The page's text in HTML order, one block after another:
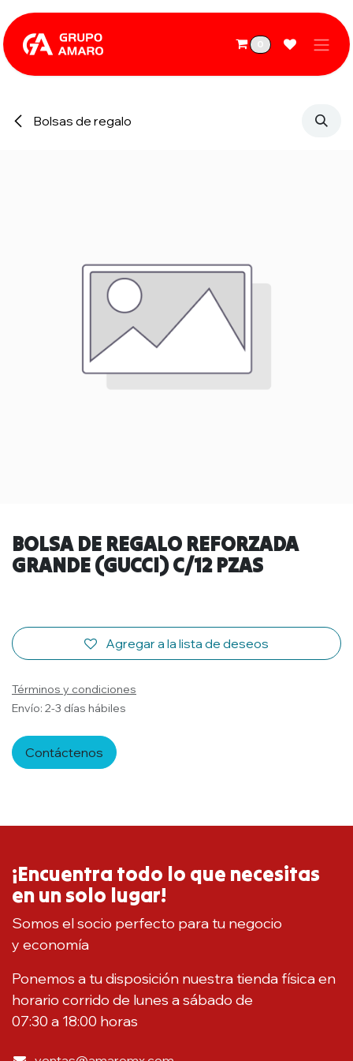
Ir al contenido
0
Bolsas de regalo
BOLSA DE REGALO REFORZADA
GRANDE (GUCCI) C/12 PZAS
Agregar a la lista de deseos
Términos y condiciones
Envío: 2-3 días hábiles
Contáctenos
¡Encuentra todo lo que necesitas
en un solo lugar!
Somos el socio perfecto para tu negocio
y economía
Ponemos a tu disposición nuestra tienda física en
horario corrido de lunes a sábado de
07:30 a 18:00 horas